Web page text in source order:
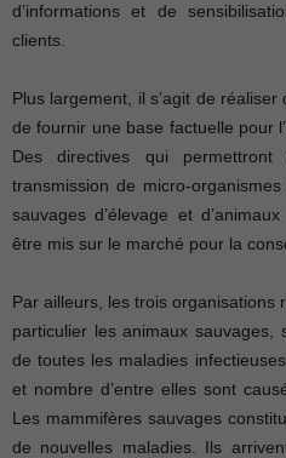
d’informations et de
clients.
Plus largement, il s’agit de
de fournir une base factuelle pour
Des directives qui
transmission de micro-
sauvages d’élevage et
être mis sur le marché pour la
Par ailleurs, les trois organisations
particulier les animaux
de toutes les maladies
et nombre d’entre elles sont
Les mammifères sauvages
de nouvelles maladies. Ils